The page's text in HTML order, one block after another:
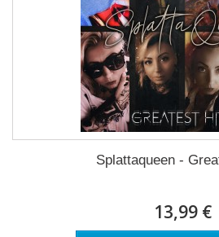
Splattaqueen -
13,99 €